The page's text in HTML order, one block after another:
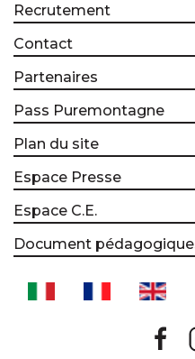
Recrutement
Contact
Partenaires
Pass Puremontagne
Plan du site
Espace Presse
Espace C.E.
Document